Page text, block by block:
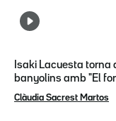
Isaki Lacuesta torna
banyolins amb "El
Clàudia Sacrest Martos